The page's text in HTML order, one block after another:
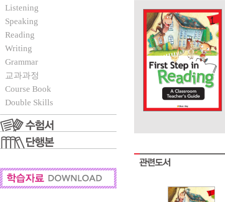
Listening
Speaking
Reading
Writing
Grammar
교과과정
Course Book
Double Skills